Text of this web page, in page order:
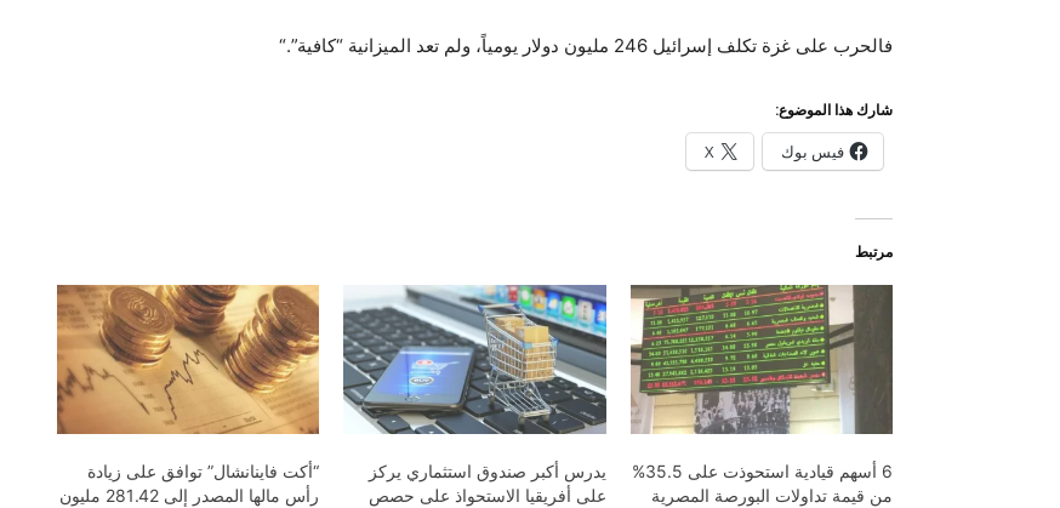
فالحرب على غزة تكلف إسرائيل 246 مليون دولار يومياً، ولم تعد الميزانية “كافية”. “
شارك هذا الموضوع:
فيس بوك X
مرتبط
6 أسهم قيادية استحوذت على 35.5%
من قيمة تداولات البورصة المصرية
يدرس أكبر صندوق استثماري يركز
على أفريقيا الاستحواذ على حصص
“أكت فاينانشال” توافق على زيادة
رأس مالها المصدر إلى 281.42 مليون